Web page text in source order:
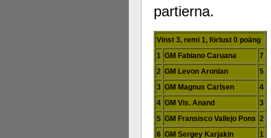
partierna.
Vinst 3, remi 1, förlust 0 poäng
1 GM Fabiano Caruana
7
2 GM Levon Aronian
5
3 GM Magnus Carlsen
4
4 GM Vis. Anand
3
5 GM Fransisco Vallejo Pons 2
6 GM Sergey Karjakin 1